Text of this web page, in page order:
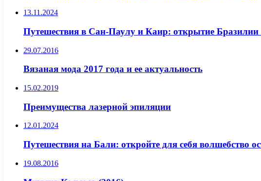
13.11.2024
Путешествия в Сан-Паулу и Каир: открытие Бразилии
29.07.2016
Вязаная мода 2017 года и ее актуальность
15.02.2019
Преимущества лазерной эпиляции
12.01.2024
Путешествия на Бали: откройте для себя волшебство
19.08.2016